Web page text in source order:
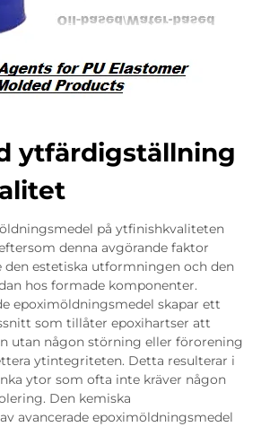
ytfärdigställning
på ytfinishkvaliteten
denna avgörande faktor
den estetiska utformningen och den
hos formade komponenter.
epoximöldningsmedel skapar ett
som tillåter epoxihartser att
utan någon störning eller förorening
ytintegriteten. Detta resulterar i
ytor som ofta inte kräver någon
Den kemiska
avancerade epoximöldningsmedel